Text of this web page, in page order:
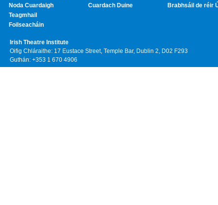
Noda Cuardaigh
Teagmhail
Foilseacháin
Cuardach Duine
Brabhsáil de réir
Irish Theatre Institute
Oifig Chláraithe: 17 Eustace Street, Temple Bar, Dublin 2, D02 F293
Guthán: +353 1 670 4906